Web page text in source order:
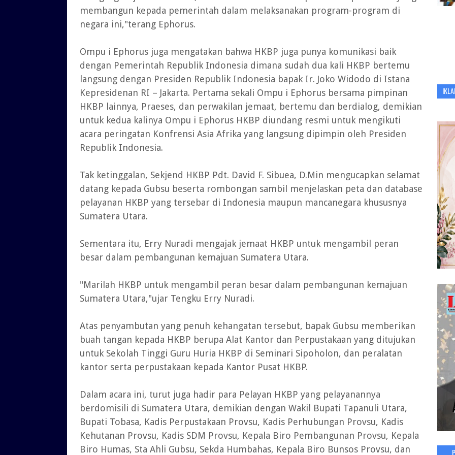
membangun kepada pemerintah dalam melaksanakan program-program di
negara ini,"terang Ephorus.
Ompu i Ephorus juga mengatakan bahwa HKBP juga punya komunikasi baik
dengan Pemerintah Republik Indonesia dimana sudah dua kali HKBP bertemu
langsung dengan Presiden Republik Indonesia bapak Ir. Joko Widodo di Istana
Kepresidenan RI – Jakarta. Pertama sekali Ompu i Ephorus bersama pimpinan
HKBP lainnya, Praeses, dan perwakilan jemaat, bertemu dan berdialog, demikian
untuk kedua kalinya Ompu i Ephorus HKBP diundang resmi untuk mengikuti
acara peringatan Konfrensi Asia Afrika yang langsung dipimpin oleh Presiden
Republik Indonesia.
Tak ketinggalan, Sekjend HKBP Pdt. David F. Sibuea, D.Min mengucapkan selamat
datang kepada Gubsu beserta rombongan sambil menjelaskan peta dan database
pelayanan HKBP yang tersebar di Indonesia maupun mancanegara khususnya
Sumatera Utara.
Sementara itu, Erry Nuradi mengajak jemaat HKBP untuk mengambil peran
besar dalam pembangunan kemajuan Sumatera Utara.
"Marilah HKBP untuk mengambil peran besar dalam pembangunan kemajuan
Sumatera Utara,"ujar Tengku Erry Nuradi.
Atas penyambutan yang penuh kehangatan tersebut, bapak Gubsu memberikan
buah tangan kepada HKBP berupa Alat Kantor dan Perpustakaan yang ditujukan
untuk Sekolah Tinggi Guru Huria HKBP di Seminari Sipoholon, dan peralatan
kantor serta perpustakaan kepada Kantor Pusat HKBP.
Dalam acara ini, turut juga hadir para Pelayan HKBP yang pelayanannya
berdomisili di Sumatera Utara, demikian dengan Wakil Bupati Tapanuli Utara,
Bupati Tobasa, Kadis Perpustakaan Provsu, Kadis Perhubungan Provsu, Kadis
Kehutanan Provsu, Kadis SDM Provsu, Kepala Biro Pembangunan Provsu, Kepala
Biro Humas, Sta Ahli Gubsu, Sekda Humbahas, Kepala Biro Bunsos Provsu, dan